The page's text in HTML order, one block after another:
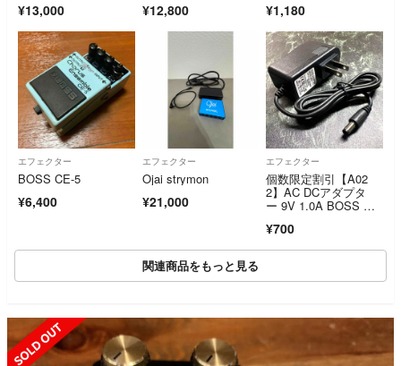
¥13,000 ¥12,800 ¥1,180
エフェクター
BOSS CE-5
¥6,400
エフェクター
Ojai strymon
¥21,000
エフェクター
個数限定割引【A02
2】AC DCアダプタ
ー 9V 1.0A BOSS PS
¥700
関連商品をもっと見る
SOLD OUT